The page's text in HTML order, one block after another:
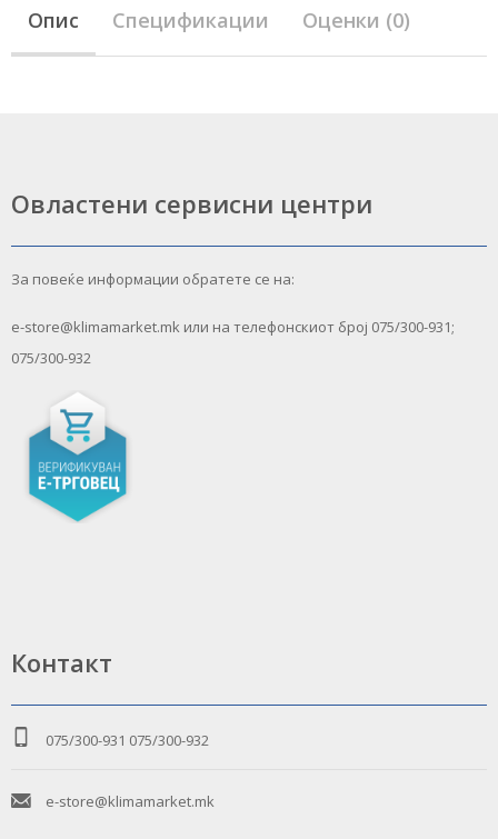
Опис Спецификации Оценки (0)
Овластени сервисни центри
За повеќе информации обратете се на:
e-store@klimamarket.mk или на телефонскиот број 075/300-931;
075/300-932
Контакт
075/300-931 075/300-932
e-store@klimamarket.mk